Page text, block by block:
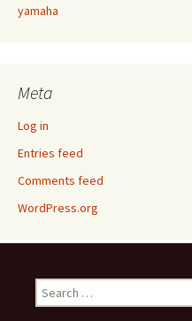
yamaha
Meta
Log in
Entries feed
Comments feed
WordPress.org
Search
for: